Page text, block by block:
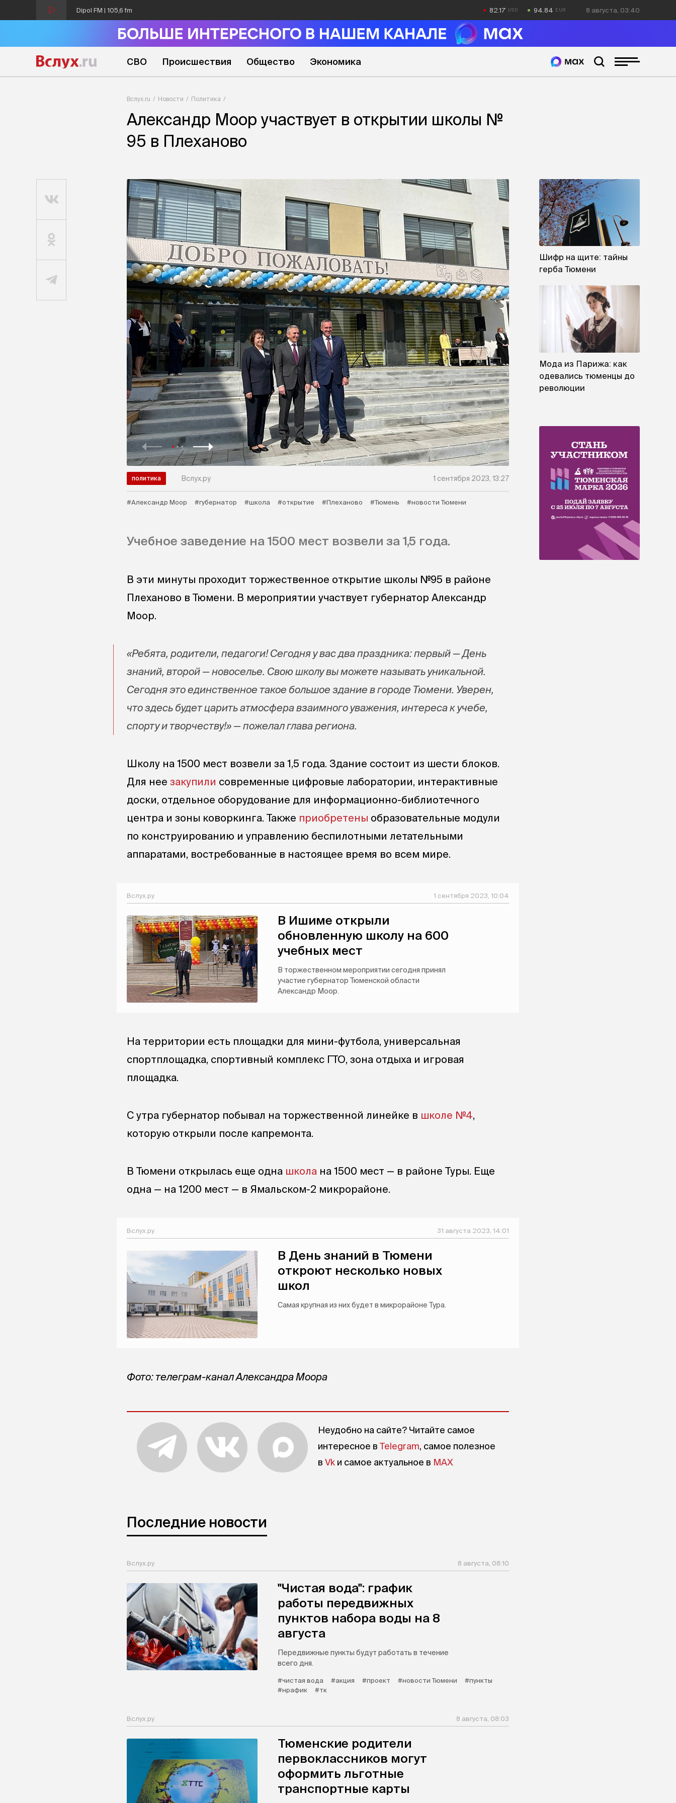
Dipol FM | 105,6 fm 82.17 94.84 8 августа, 03:40
СВО Происшествия Общество Экономика
Вслух.ru Новости Политика
Александр Моор участвует в открытии школы №
95 в Плеханово
политика Вслух.ру 1 сентября 2023, 13:27
#Александр Моор #губернатор #школа #открытие #Плеханово #Тюмень #новости Тюмени
Учебное заведение на 1500 мест возвели за 1,5 года.
В эти минуты проходит торжественное открытие школы №95 в районе
Плеханово в Тюмени. В мероприятии участвует губернатор Александр
Моор.
«Ребята, родители, педагоги! Сегодня у вас два праздника: первый — День
знаний, второй — новоселье. Свою школу вы можете называть уникальной.
Сегодня это единственное такое большое здание в городе Тюмени. Уверен,
что здесь будет царить атмосфера взаимного уважения, интереса к учебе,
спорту и творчеству!» — пожелал глава региона.
Школу на 1500 мест возвели за 1,5 года. Здание состоит из шести блоков.
Для нее закупили современные цифровые лаборатории, интерактивные
доски, отдельное оборудование для информационно-библиотечного
центра и зоны коворкинга. Также приобретены образовательные модули
по конструированию и управлению беспилотными летательными
аппаратами, востребованные в настоящее время во всем мире.
Вслух.ру 1 сентября 2023, 10:04
В Ишиме открыли
обновленную школу на 600
учебных мест
В торжественном мероприятии сегодня принял
участие губернатор Тюменской области
Александр Моор.
На территории есть площадки для мини-футбола, универсальная
спортплощадка, спортивный комплекс ГТО, зона отдыха и игровая
площадка.
С утра губернатор побывал на торжественной линейке в школе №4,
которую открыли после капремонта.
В Тюмени открылась еще одна школа на 1500 мест — в районе Туры. Еще
одна — на 1200 мест — в Ямальском-2 микрорайоне.
Вслух.ру 31 августа 2023, 14:01
В День знаний в Тюмени
откроют несколько новых
школ
Самая крупная из них будет в микрорайоне Тура.
Фото: телеграм-канал Александра Моора
Неудобно на сайте? Читайте самое
интересное в Telegram, самое полезное
в Vk и самое актуальное в MAX
Последние новости
Вслух.ру 8 августа, 08:10
"Чистая вода": график
работы передвижных
пунктов набора воды на 8
августа
Передвижные пункты будут работать в течение
всего дня.
#чистая вода #акция #проект #новости Тюмени
#пункты
#нрафик
#тк
Вслух.ру 8 августа, 08:03
Тюменские родители
первоклассников могут
оформить льготные
транспортные карты
Шифр на щите: тайны
герба Тюмени
Мода из Парижа: как
одевались тюменцы до
революции